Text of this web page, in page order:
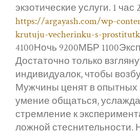
экзотические услуги. 1 час
https://argayash.com/wp-
krutuju-vecherinku-s-
4100Ночь 9200МБР
Достаточно только
индивидуалок, чтобы
Мужчины ценят в опытных
умение общаться,
стремление к
ложной стеснительности.